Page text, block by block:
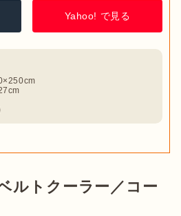
Yahoo! で見る
ルトクーラー／コー